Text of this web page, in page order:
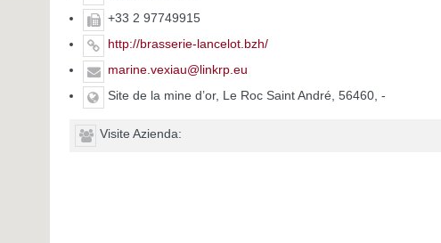
+33 2 97749915
http://brasserie-lancelot.bzh/
marine.vexiau@linkrp.eu
Site de la mine d’or, Le Roc Saint André, 56460, -
Visite Azienda: